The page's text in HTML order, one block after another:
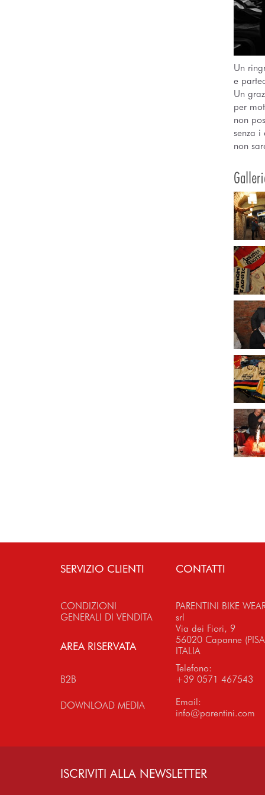
Un
e
Un
per
non
senza i
non
SERVIZIO CLIENTI
CONDIZIONI
GENERALI DI VENDITA
AREA RISERVATA
B2B
DOWNLOAD MEDIA
CONTATTI
PARENTINI BIKE
srl
Via dei Fiori, 9
56020 Capanne
ITALIA
Telefono:
+39 0571 467543
Email:
info@parentini.com
ISCRIVITI ALLA NEWSLETTER